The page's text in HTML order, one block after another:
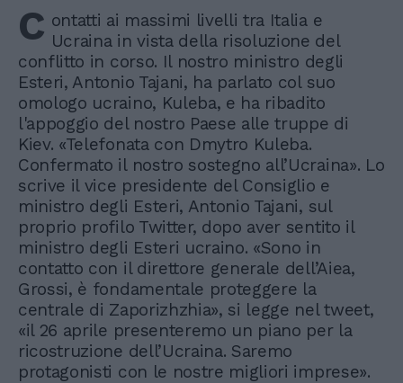
C ontatti ai massimi livelli tra Italia e
Ucraina in vista della risoluzione del
conflitto in corso. Il nostro ministro degli
Esteri, Antonio Tajani, ha parlato col suo
omologo ucraino, Kuleba, e ha ribadito
l'appoggio del nostro Paese alle truppe di
Kiev. «Telefonata con Dmytro Kuleba.
Confermato il nostro sostegno all’Ucraina». Lo
scrive il vice presidente del Consiglio e
ministro degli Esteri, Antonio Tajani, sul
proprio profilo Twitter, dopo aver sentito il
ministro degli Esteri ucraino. «Sono in
contatto con il direttore generale dell’Aiea,
Grossi, è fondamentale proteggere la
centrale di Zaporizhzhia», si legge nel tweet,
«il 26 aprile presenteremo un piano per la
ricostruzione dell’Ucraina. Saremo
protagonisti con le nostre migliori imprese».